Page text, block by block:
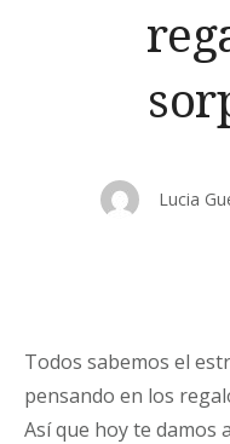
Lucia
Todos sabemos el
pensando en los
Así que hoy te damos